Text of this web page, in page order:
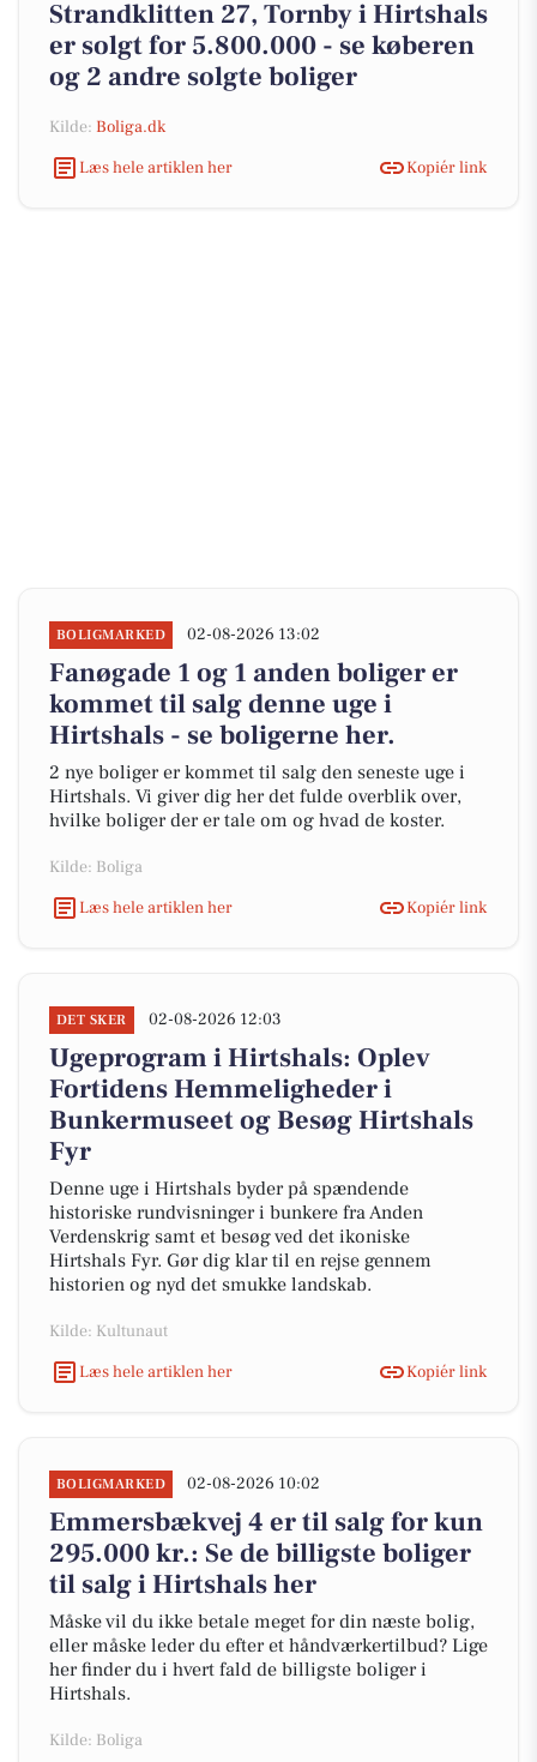
Strandklitten 27, Tornby i Hirtshals
er solgt for 5.800.000 - se køberen
og 2 andre solgte boliger
Kilde: Boliga.dk
Læs hele artiklen her
Kopiér link
BOLIGMARKED 02-08-2026 13:02
Fanøgade 1 og 1 anden boliger er
kommet til salg denne uge i
Hirtshals - se boligerne her.
2 nye boliger er kommet til salg den seneste uge i
Hirtshals. Vi giver dig her det fulde overblik over,
hvilke boliger der er tale om og hvad de koster.
Kilde: Boliga
Læs hele artiklen her
Kopiér link
DET SKER 02-08-2026 12:03
Ugeprogram i Hirtshals: Oplev
Fortidens Hemmeligheder i
Bunkermuseet og Besøg Hirtshals
Fyr
Denne uge i Hirtshals byder på spændende
historiske rundvisninger i bunkere fra Anden
Verdenskrig samt et besøg ved det ikoniske
Hirtshals Fyr. Gør dig klar til en rejse gennem
historien og nyd det smukke landskab.
Kilde: Kultunaut
Læs hele artiklen her
Kopiér link
BOLIGMARKED 02-08-2026 10:02
Emmersbækvej 4 er til salg for kun
295.000 kr.: Se de billigste boliger
til salg i Hirtshals her
Måske vil du ikke betale meget for din næste bolig,
eller måske leder du efter et håndværkertilbud? Lige
her finder du i hvert fald de billigste boliger i
Hirtshals.
Kilde: Boliga